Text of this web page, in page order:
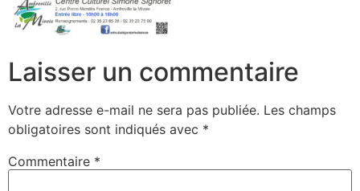
Laisser un commentaire
Votre adresse e-mail ne sera pas publiée. Les champs
obligatoires sont indiqués avec *
Commentaire *